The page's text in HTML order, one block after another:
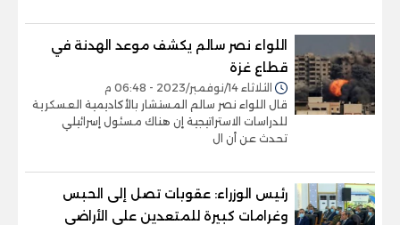
اللواء نصر سالم يكشف موعد الهدنة في
قطاع غزة
الثلاثاء 14/نوفمبر/2023 - 06:48 م
قال اللواء نصر سالم المستشار بالأكاديمية العسكرية
للدراسات الاستراتيجية إن هناك مسئول إسرائيلي
تحدث عن أن ال
رئيس الوزراء: عقوبات تصل إلى الحبس
وغرامات كبيرة للمتعدين على الأراضي